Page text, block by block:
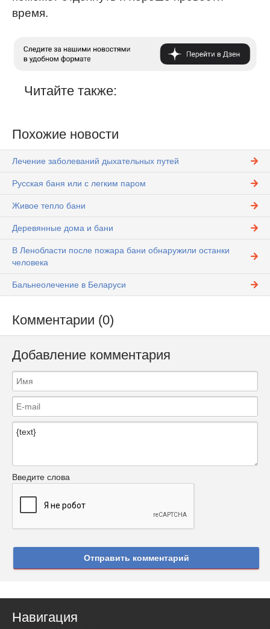
время.
Читайте также:
Похожие новости
Лечение заболеваний дыхательных путей
Русская баня или с легким паром
Живое тепло бани
Деревянные дома и бани
В Ленобласти после пожара бани обнаружили останки
человека
Бальнеолечение в Беларуси
Комментарии (0)
Добавление комментария
Введите слова
Отправить комментарий
Навигация